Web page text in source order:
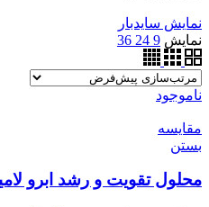
نمایش سایدبار
نمایش 9
24
36
ناموجود
مقایسه
بستن
محلول تقویت و رشد ابرو